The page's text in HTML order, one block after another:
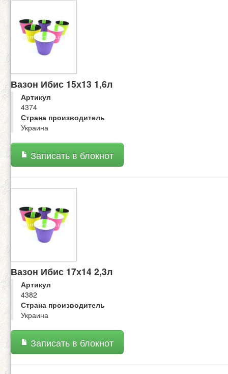
Вазон Ибис 15х13 1,6л
Артикул
4374
Страна производитель
Украина
Записать в блокнот
Вазон Ибис 17х14 2,3л
Артикул
4382
Страна производитель
Украина
Записать в блокнот